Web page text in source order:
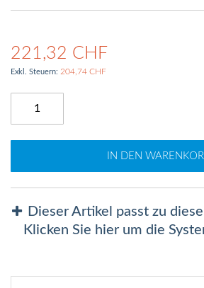
221,32 CHF
204,74 CHF
IN DEN
Dieser Artikel passt zu
Klicken Sie hier um die